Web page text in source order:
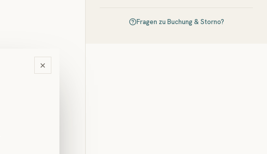
×
Fragen zu Buchung & Storno?